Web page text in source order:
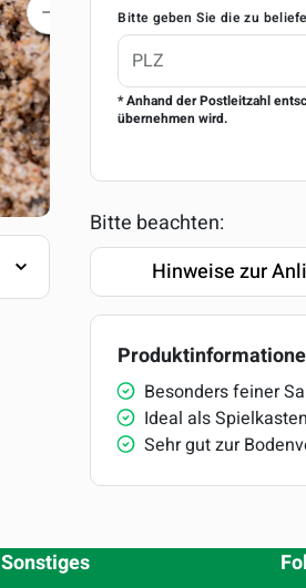
Bitte geben Sie die zu
* Anhand der Postleitzahl
übernehmen wird.
Bitte beachten:
Hinweise zur
Besonders feiner
Ideal als
Sehr gut zur
Sonstiges